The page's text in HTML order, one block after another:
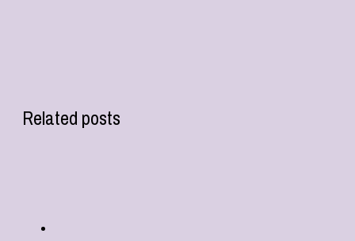
Related posts